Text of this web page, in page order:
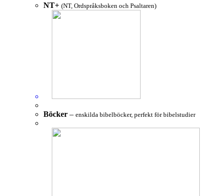
NT+ (NT, Ordspråksboken och Psaltaren)
Böcker – enskilda bibelböcker, perfekt för bibelstudier